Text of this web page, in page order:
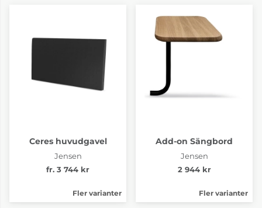
Ceres huvudgavel
Jensen
fr. 3 744 kr
Fler varianter
Add-on Sängbord
Jensen
2 944 kr
Fler varianter